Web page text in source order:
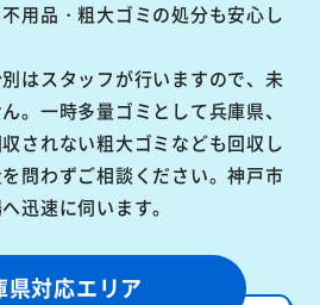
用品・粗大ゴミの処分も安心し
はスタッフが行いますので、未
。一時多量ゴミとして兵庫県、
されない粗大ゴミなども回収し
問わずご相談ください。神戸市
迅速に伺います。
県対応エリア